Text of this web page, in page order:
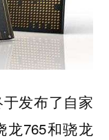
发布了自家
龙765和骁龙